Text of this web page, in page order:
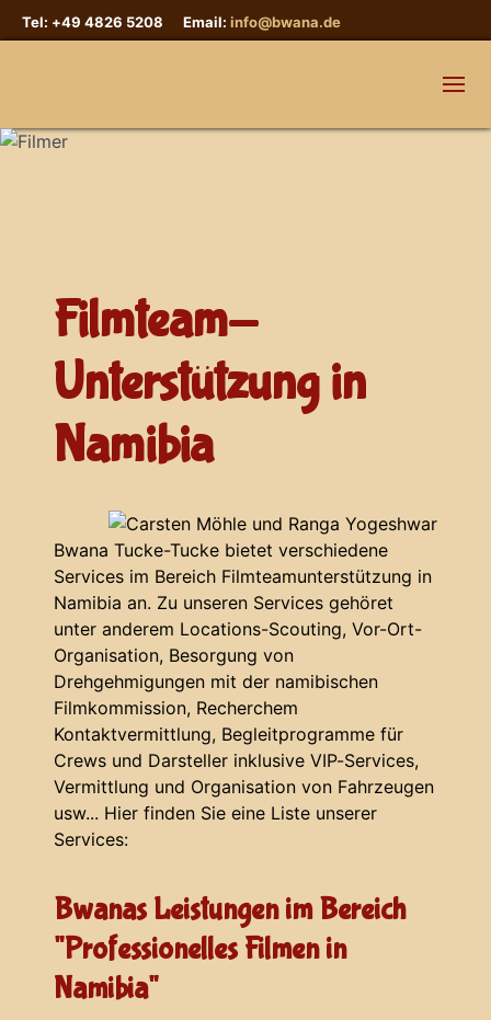
Tel: +49 4826 5208 Email: info@bwana.de
Filmteam-
Unterstützung in
Namibia
Bwana Tucke-Tucke bietet verschiedene
Services im Bereich Filmteamunterstützung in
Namibia an. Zu unseren Services gehöret
unter anderem Locations-Scouting, Vor-Ort-
Organisation, Besorgung von
Drehgehmigungen mit der namibischen
Filmkommission, Recherchem
Kontaktvermittlung, Begleitprogramme für
Crews und Darsteller inklusive VIP-Services,
Vermittlung und Organisation von Fahrzeugen
usw... Hier finden Sie eine Liste unserer
Services:
Bwanas Leistungen im Bereich
"Professionelles Filmen in
Namibia"